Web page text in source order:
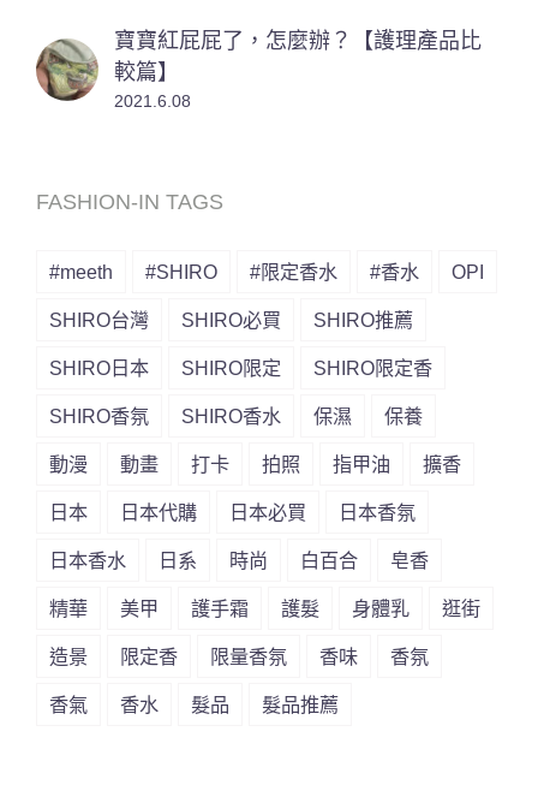
寶寶紅屁屁了，怎麼辦？【護理產品比
較篇】
2021.6.08
FASHION-IN TAGS
#meeth #SHIRO #限定香水 #香水 OPI
SHIRO台灣 SHIRO必買 SHIRO推薦
SHIRO日本 SHIRO限定 SHIRO限定香
SHIRO香氛 SHIRO香水 保濕 保養
動漫 動畫 打卡 拍照 指甲油 擴香
日本 日本代購 日本必買 日本香氛
日本香水 日系 時尚 白百合 皂香
精華 美甲 護手霜 護髮 身體乳 逛街
造景 限定香 限量香氛 香味 香氛
香氣 香水 髮品 髮品推薦